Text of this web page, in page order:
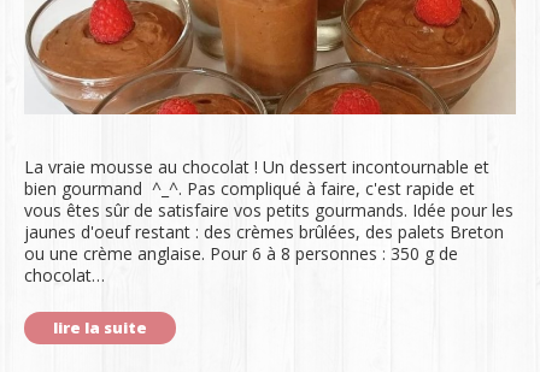
La vraie mousse au chocolat ! Un dessert incontournable et
bien gourmand ^_^. Pas compliqué à faire, c'est rapide et
vous êtes sûr de satisfaire vos petits gourmands. Idée pour les
jaunes d'oeuf restant : des crèmes brûlées, des palets Breton
ou une crème anglaise. Pour 6 à 8 personnes : 350 g de
chocolat…
lire la suite